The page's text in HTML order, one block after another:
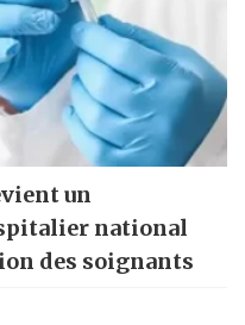
un
national
des soignants